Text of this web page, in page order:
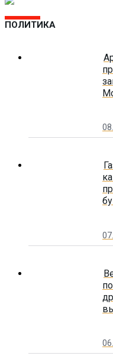
ПОЛИТИКА